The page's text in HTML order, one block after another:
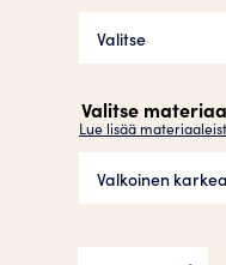
Valitse
Lue lisää